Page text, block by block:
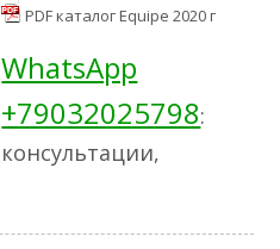
PDF каталог Equipe 2020 г
WhatsApp
+79032025798:
консультации,